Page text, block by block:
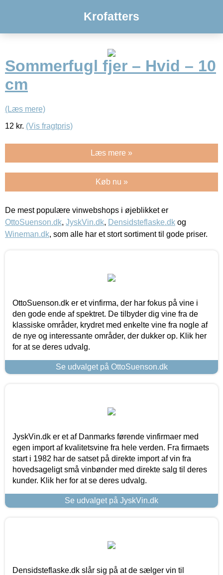
Krofatters
Sommerfugl fjer – Hvid – 10
cm
(Læs mere)
12 kr. (Vis fragtpris)
Læs mere »
Køb nu »
De mest populære vinwebshops i øjeblikket er
OttoSuenson.dk, JyskVin.dk, Densidsteflaske.dk og
Wineman.dk, som alle har et stort sortiment til gode priser.
OttoSuenson.dk er et vinfirma, der har fokus på vine i
den gode ende af spektret. De tilbyder dig vine fra de
klassiske områder, krydret med enkelte vine fra nogle af
de nye og interessante områder, der dukker op. Klik her
for at se deres udvalg.
Se udvalget på OttoSuenson.dk
JyskVin.dk er et af Danmarks førende vinfirmaer med
egen import af kvalitetsvine fra hele verden. Fra firmaets
start i 1982 har de satset på direkte import af vin fra
hovedsageligt små vinbønder med direkte salg til deres
kunder. Klik her for at se deres udvalg.
Se udvalget på JyskVin.dk
Densidsteflaske.dk slår sig på at de sælger vin til